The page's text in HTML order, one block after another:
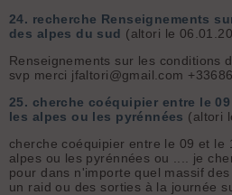
24. recherche Renseignements
des alpes du sud (altori le
Renseignements sur les conditions
svp merci jfaltori@gmail.com
25. cherche coéquipier entre le
les alpes ou les pyrénnées (altori
cherche coéquipier entre le 09 et le
alpes ou les pyrénnées ou .... je
pour dans n'importe quel massif
un raid ou des sorties à la journée